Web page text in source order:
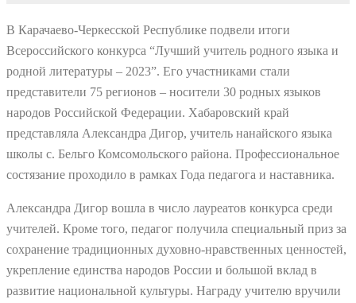
В Карачаево-Черкесской Республике подвели итоги
Всероссийского конкурса “Лучший учитель родного языка и
родной литературы – 2023”. Его участниками стали
представители 75 регионов – носители 30 родных языков
народов Российской Федерации. Хабаровский край
представляла Александра Дигор, учитель нанайского языка
школы с. Бельго Комсомольского района. Профессиональное
состязание проходило в рамках Года педагога и наставника.
Александра Дигор вошла в число лауреатов конкурса среди
учителей. Кроме того, педагог получила специальный приз за
сохранение традиционных духовно-нравственных ценностей,
укрепление единства народов России и большой вклад в
развитие национальной культуры. Награду учителю вручили